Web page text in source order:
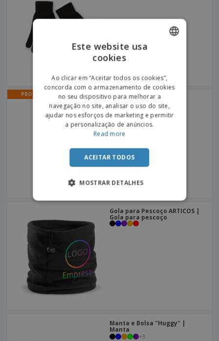
PROMO
Manta de bebé Dreams |
Manta de Bebé
Gola para Pescoço ARTICOS |
Gola para pescoço
Manta e Bolsa "Huggy" |
Manta
+3
SPANISH
Este website usa
cookies
Ao clicar em “Aceitar todos os cookies”,
concorda com o armazenamento de cookies
no seu dispositivo para melhorar a
navegação no site, analisar o uso do site,
ajudar nos esforços de marketing e permitir
a personalização de anúncios.
Read more
ACEITAR TODOS
MOSTRAR DETALHES